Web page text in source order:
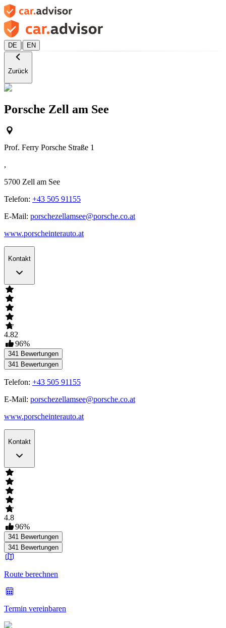
DE | EN
Zurück
Porsche Zell am See
Prof. Ferry Porsche Straße 1
,
5700 Zell am See
Telefon: +43 505 91155
E-Mail: porschezellamsee@porsche.co.at
www.porscheinterauto.at
Kontakt
4.82
96%
341 Bewertungen
341 Bewertungen
Telefon: +43 505 91155
E-Mail: porschezellamsee@porsche.co.at
www.porscheinterauto.at
Kontakt
4.8
96%
341 Bewertungen
341 Bewertungen
Route berechnen
Termin vereinbaren